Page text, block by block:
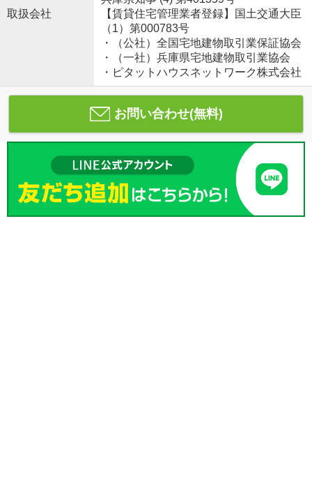
取扱会社
【賃貸住宅管理業者登録】国土交通大臣
（1）第000783号
・（公社）全国宅地建物取引業保証協会
・（一社）兵庫県宅地建物取引業協会
・ピタットハウスネットワーク株式会社
お問い合わせ(無料)